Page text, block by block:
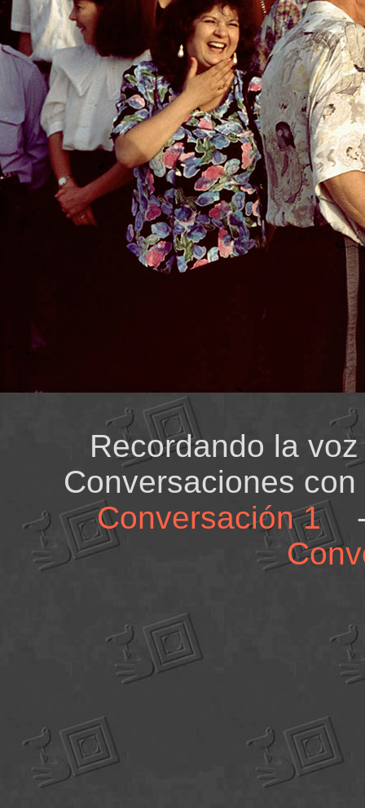
Recordando la
Conversaciones
Conversación 1